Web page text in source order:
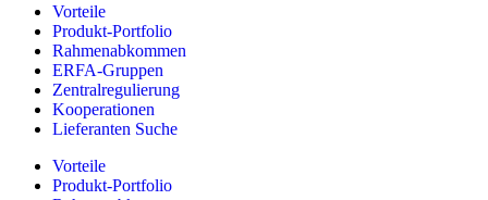
Vorteile
Produkt-Portfolio
Rahmenabkommen
ERFA-Gruppen
Zentralregulierung
Kooperationen
Lieferanten Suche
Vorteile
Produkt-Portfolio